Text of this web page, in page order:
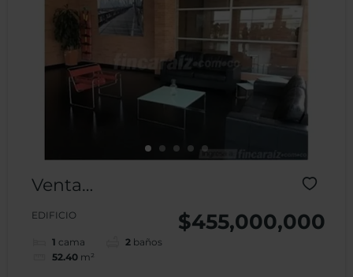
Venta
Apartamento
Edificio
Ejecutivo Plaza
EDIFICIO
1 cama 2 baños
52.40 m²
$455,000,000